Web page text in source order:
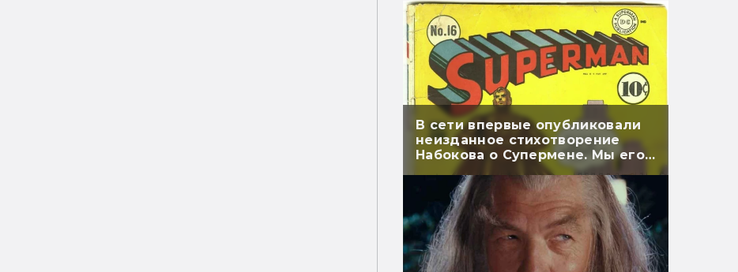
В сети впервые опубликовали
неизданное стихотворение
Набокова о Супермене. Мы его
перевели